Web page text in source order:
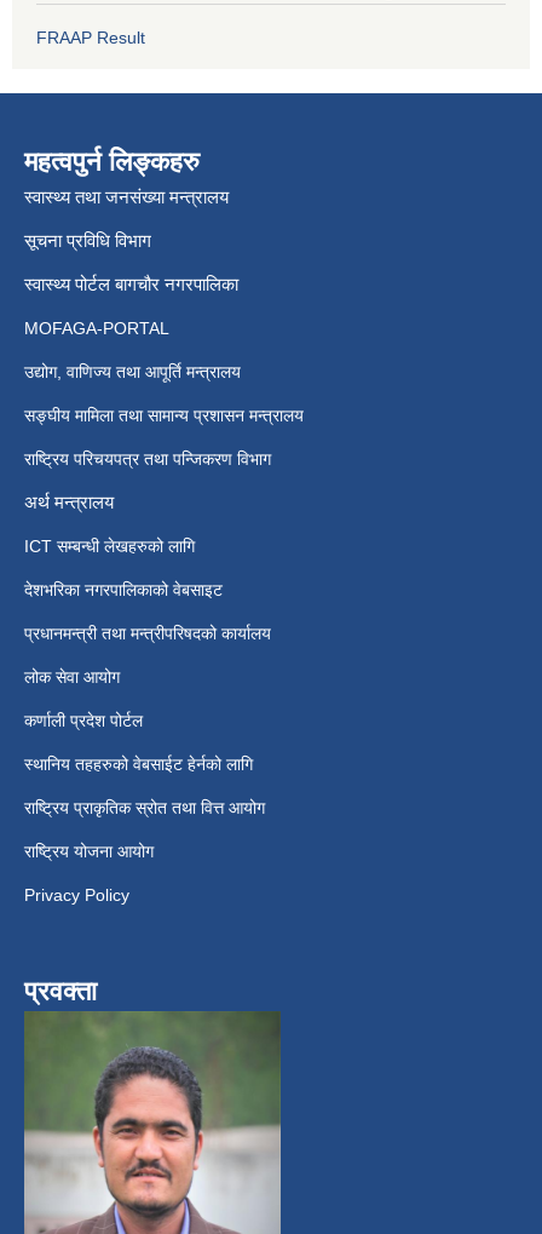
FRAAP Result
महत्वपुर्न लिङ्कहरु
स्वास्थ्य तथा जनसंख्या मन्त्रालय
सूचना प्रविधि विभाग
स्वास्थ्य पोर्टल बागचौर नगरपालिका
MOFAGA-PORTAL
उद्योग, वाणिज्य तथा आपूर्ति मन्त्रालय
सङ्घीय मामिला तथा सामान्य प्रशासन मन्त्रालय
राष्ट्रिय परिचयपत्र तथा पन्जिकरण विभाग
अर्थ मन्त्रालय
ICT सम्बन्धी लेखहरुको लागि
देशभरिका नगरपालिकाको वेबसाइट
प्रधानमन्त्री तथा मन्त्रीपरिषदको कार्यालय
लोक सेवा आयोग
कर्णाली प्रदेश पोर्टल
स्थानिय तहहरुको वेबसाईट हेर्नको लागि
राष्ट्रिय प्राकृतिक स्रोत तथा वित्त आयोग
राष्ट्रिय योजना आयोग
Privacy Policy
प्रवक्ता